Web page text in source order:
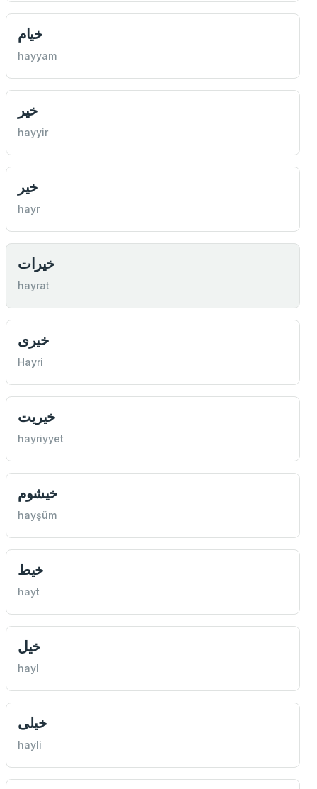
خيام
hayyam
خير
hayyir
خير
hayr
خيرات
hayrat
خيری
Hayri
خيريت
hayriyyet
خيشوم
hayşüm
خيط
hayt
خيل
hayl
خيلی
hayli